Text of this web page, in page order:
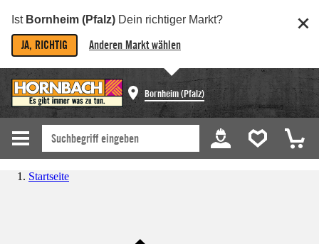
Ist Bornheim (Pfalz) Dein richtiger Markt?
JA, RICHTIG Anderen Markt wählen
Bornheim (Pfalz)
Startseite